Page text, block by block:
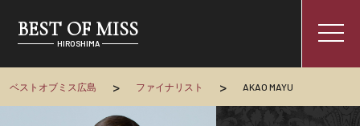
BEST OF MISS
HIROSHIMA
ベストオブミス広島 > ファイナリスト > AKAO MAYU